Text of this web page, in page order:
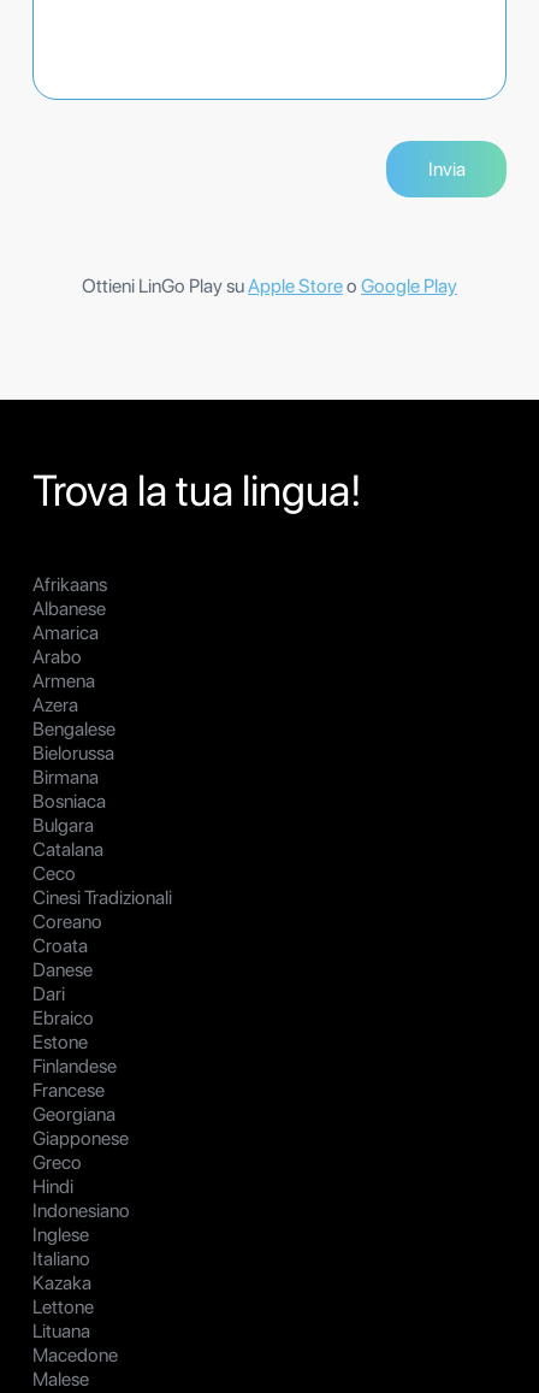
Ottieni LinGo Play suApple Storeo Google Play
Trova la tua lingua!
Afrikaans
Albanese
Amarica
Arabo
Armena
Azera
Bengalese
Bielorussa
Birmana
Bosniaca
Bulgara
Catalana
Ceco
Cinesi Tradizionali
Coreano
Croata
Danese
Dari
Ebraico
Estone
Finlandese
Francese
Georgiana
Giapponese
Greco
Hindi
Indonesiano
Inglese
Italiano
Kazaka
Lettone
Lituana
Macedone
Malese